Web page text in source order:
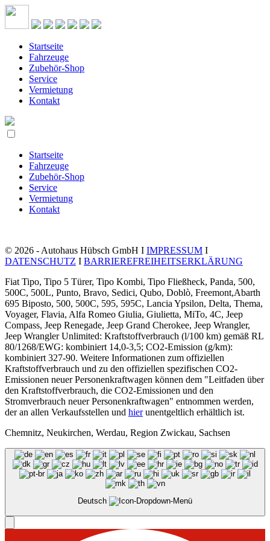
Startseite
Fahrzeuge
Zubehör-Shop
Service
Vermietung
Kontakt
Startseite
Fahrzeuge
Zubehör-Shop
Service
Vermietung
Kontakt
© 2026 - Autohaus Hübsch GmbH I IMPRESSUM I
DATENSCHUTZ I BARRIEREFREIHEITSERKLÄRUNG
Fiat Tipo, Tipo 5 Türer, Tipo Kombi, Tipo Fließheck, Panda, 500,
500C, 500L, Punto, Bravo, Sedici, Qubo, Doblò, Freemont,Abarth
695 Biposto, 500, 500C, 595, 595C, Lancia Ypsilon, Delta, Thema,
Voyager, Flavia, Alfa Romeo Giulia, Giulietta, MiTo, 4C, Jeep
Compass, Jeep Renegade, Jeep Grand Cherokee, Jeep Wrangler,
Jeep Wrangler Unlimited: Kraftstoffverbrauch (l/100 km) gemäß RL
80/1268/EWG: kombiniert 14,0-3,5; CO2-Emission (g/km):
kombiniert 327-90. Weitere Informationen zum offiziellen
Kraftstoffverbrauch und zu den offiziellen spezifischen CO2-
Emissionen neuer Personenkraftwagen können dem "Leitfaden über
den Kraftstoffverbrauch, die CO2-Emissionen und den
Stromverbrauch neuer Personenkraftwagen" entnommen werden,
der an allen Verkaufsstellen und hierunentgeltlich erhältlich ist.
Chemnitz, Neukirchen, Werdau, Region Zwickau, Sachsen
Deutsch